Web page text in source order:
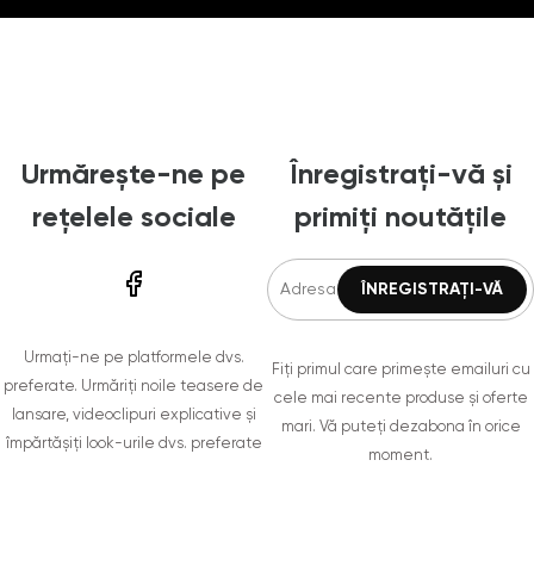
Urmărește-ne pe
rețelele sociale
Urmați-ne pe platformele dvs.
preferate. Urmăriți noile teasere de
lansare, videoclipuri explicative și
împărtășiți look-urile dvs. preferate
Înregistrați-vă și
primiți noutățile
Fiți primul care primește emailuri cu
cele mai recente produse și oferte
mari. Vă puteți dezabona în orice
moment.